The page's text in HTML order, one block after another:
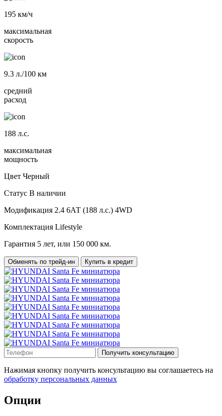
195 км/ч
максимальная
скорость
9.3 л./100 км
средний
расход
188 л.с.
максимальная
мощность
Цвет Черный
Статус В наличии
Модификация 2.4 6АТ (188 л.с.) 4WD
Комплектация Lifestyle
Гарантия 5 лет, или 150 000 км.
Обменять по трейд-ин Купить в кредит
Получить консультацию
Нажимая кнопку получить консультацию вы соглашаетесь на
обработку персональных данных
Опции